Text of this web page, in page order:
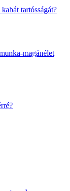
tartósságát?
magánélet